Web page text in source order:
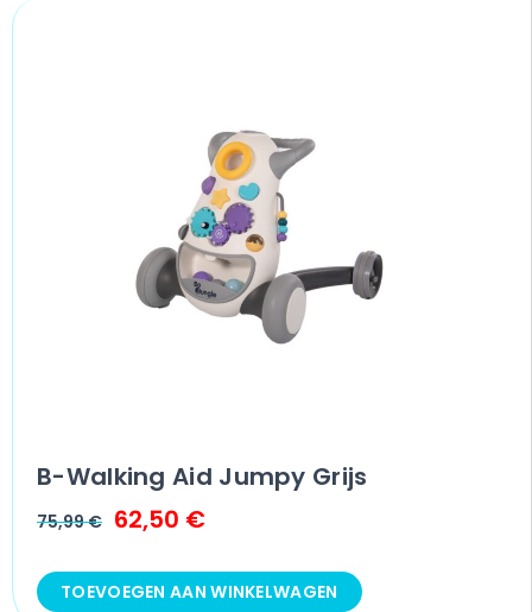
B-Walking Aid Jumpy Grijs
75,99€ 62,50 €
TOEVOEGEN AAN WINKELWAGEN